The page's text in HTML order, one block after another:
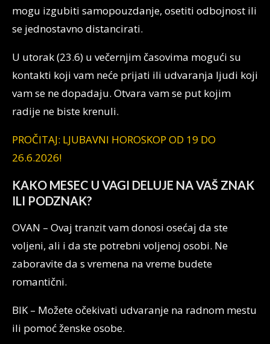
mogu izgubiti samopouzdanje, osetiti odbojnost ili
se jednostavno distancirati.
U utorak (23.6) u večernjim časovima mogući su
kontakti koji vam neće prijati ili udvaranja ljudi koji
vam se ne dopadaju. Otvara vam se put kojim
radije ne biste krenuli.
PROČITAJ: LJUBAVNI HOROSKOP OD 19 DO
26.6.2026!
KAKO MESEC U VAGI DELUJE NA VAŠ ZNAK
ILI PODZNAK?
OVAN – Ovaj tranzit vam donosi osećaj da ste
voljeni, ali i da ste potrebni voljenoj osobi. Ne
zaboravite da s vremena na vreme budete
romantični.
BIK – Možete očekivati udvaranje na radnom mestu
ili pomoć ženske osobe.